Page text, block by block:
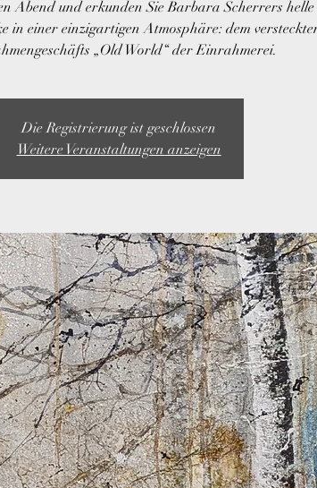
Abend und erkunden Sie Barbara Scherrers
in einer einzigartigen Atmosphäre: dem
„Old World“ der Einrahmerei.
Die Registrierung ist geschlossen
Weitere Veranstaltungen anzeigen